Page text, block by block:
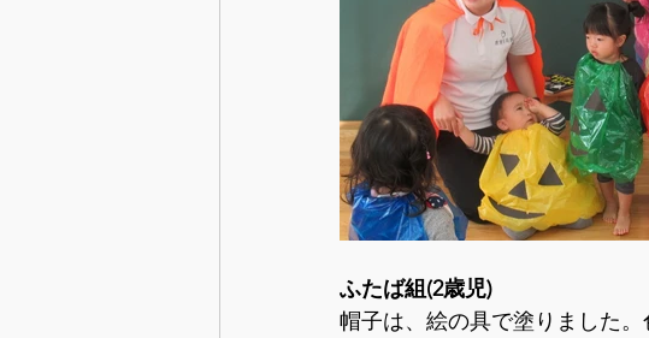
ふたば組(2歳児)
帽子は、絵の具で塗りました